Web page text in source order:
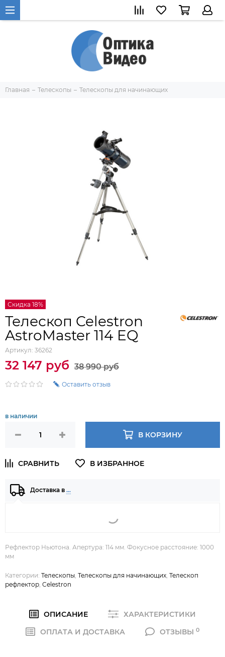
Главная Телескопы Телескопы для начинающих
Скидка 18%
Телескоп Celestron
AstroMaster 114 EQ
Артикул: 36262
32 147 руб 38 990 руб
Оставить отзыв
в наличии
В КОРЗИНУ
Доставка в …
Рефлектор Ньютона. Апертура: 114 мм. Фокусное расстояние: 1000
мм
Категории: Телескопы Телескопы для начинающих Телескоп
рефлектор Celestron
ОПИСАНИЕ
ХАРАКТЕРИСТИКИ
ОПЛАТА И ДОСТАВКА
ОТЗЫВЫ 0